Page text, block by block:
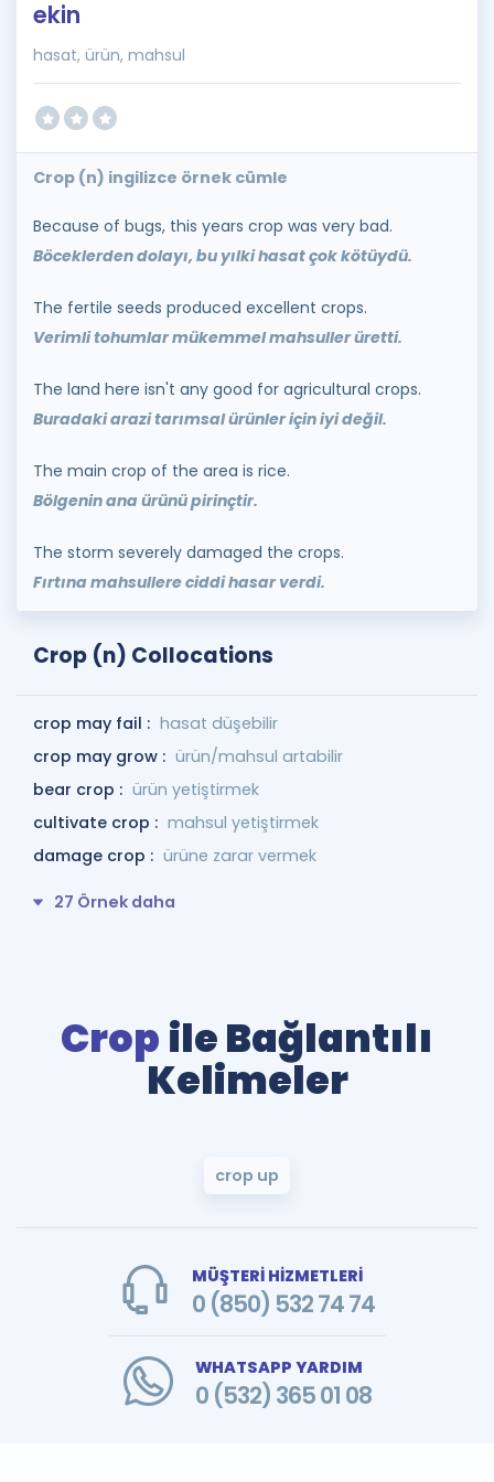
ekin
hasat, ürün, mahsul
Crop (n) ingilizce örnek cümle
Because of bugs, this years crop was very bad.
Böceklerden dolayı, bu yılki hasat çok kötüydü.
The fertile seeds produced excellent crops.
Verimli tohumlar mükemmel mahsuller üretti.
The land here isn't any good for agricultural crops.
Buradaki arazi tarımsal ürünler için iyi değil.
The main crop of the area is rice.
Bölgenin ana ürünü pirinçtir.
The storm severely damaged the crops.
Fırtına mahsullere ciddi hasar verdi.
Crop (n) Collocations
crop may fail : hasat düşebilir
crop may grow : ürün/mahsul artabilir
bear crop : ürün yetiştirmek
cultivate crop : mahsul yetiştirmek
damage crop : ürüne zarar vermek
27 Örnek daha
Crop ile Bağlantılı
Kelimeler
crop up
MÜŞTERİ HİZMETLERİ
0 (850) 532 74 74
WHATSAPP YARDIM
0 (532) 365 01 08